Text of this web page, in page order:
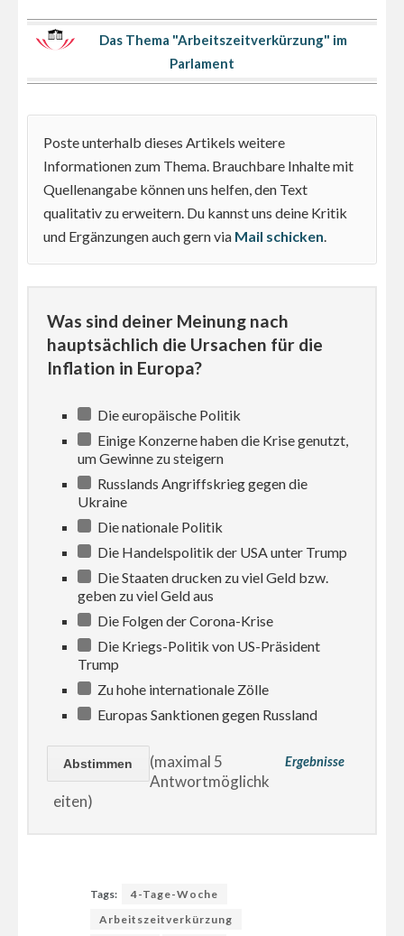
Das Thema "Arbeitszeitverkürzung" im
Parlament
Poste unterhalb dieses Artikels weitere
Informationen zum Thema. Brauchbare Inhalte mit
Quellenangabe können uns helfen, den Text
qualitativ zu erweitern. Du kannst uns deine Kritik
und Ergänzungen auch gern via Mail schicken.
Was sind deiner Meinung nach
hauptsächlich die Ursachen für die
Inflation in Europa?
Die europäische Politik
Einige Konzerne haben die Krise genutzt,
um Gewinne zu steigern
Russlands Angriffskrieg gegen die
Ukraine
Die nationale Politik
Die Handelspolitik der USA unter Trump
Die Staaten drucken zu viel Geld bzw.
geben zu viel Geld aus
Die Folgen der Corona-Krise
Die Kriegs-Politik von US-Präsident
Trump
Zu hohe internationale Zölle
Europas Sanktionen gegen Russland
Ergebnisse
(maximal 5
Antwortmöglichk
eiten)
Tags:
4-Tage-Woche
Arbeitszeitverkürzung